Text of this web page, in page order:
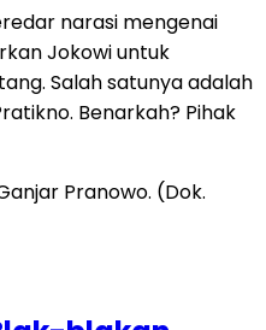
narasi mengenai
Jokowi untuk
Salah satunya adalah
Benarkah? Pihak